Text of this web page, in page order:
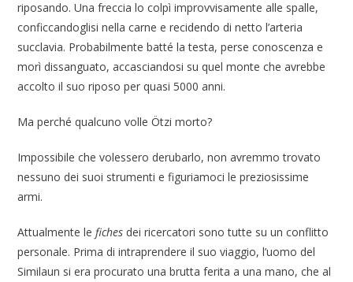
riposando. Una freccia lo colpì improvvisamente alle spalle,
conficcandoglisi nella carne e recidendo di netto l’arteria
succlavia. Probabilmente batté la testa, perse conoscenza e
morì dissanguato, accasciandosi su quel monte che avrebbe
accolto il suo riposo per quasi 5000 anni.
Ma perché qualcuno volle Ötzi morto?
Impossibile che volessero derubarlo, non avremmo trovato
nessuno dei suoi strumenti e figuriamoci le preziosissime
armi.
Attualmente le fiches dei ricercatori sono tutte su un conflitto
personale. Prima di intraprendere il suo viaggio, l’uomo del
Similaun si era procurato una brutta ferita a una mano, che al